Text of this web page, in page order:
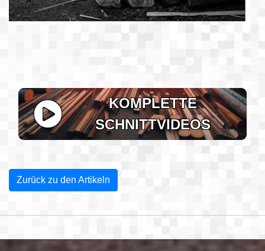
KOMPLETTE
SCHNITTVIDEOS
Zurück zu den Artikeln